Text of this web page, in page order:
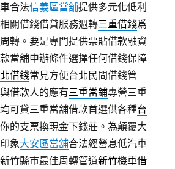
合法信義區當舖提供多元化低利
關借錢借貸服務週轉三重借錢爲
轉。要是專門提供票貼借款融資
當舖申辦條件選擇任何借錢保障
借錢常見方便台北民間借錢管
借款人的應有三重當鋪專營三重
可貸三重當舖借款首選供各種台
的支票換現金下錢莊。為顛覆大
象大安區當舖合法經營息低汽車
竹縣市最佳周轉管道新竹機車借